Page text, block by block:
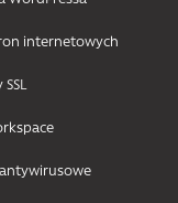
internetowych